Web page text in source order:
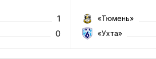
1
0
«Тюмень»
«Ухта»